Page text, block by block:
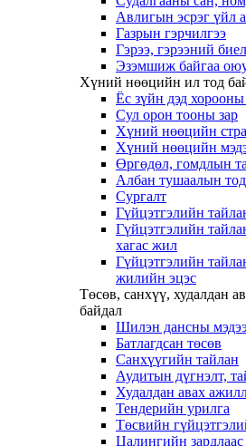
Авлигын эсрэг үйл
Газрын гэрчилгээ
Гэрээ, гэрээний
Эзэмшиж байгаа
Хүний нөөцийн ил тод
Ёс зүйн дэд хорооны
Сул орон тооны зар
Хүний нөөцийн
Хүний нөөцийн
Өргөдөл, гомдлын
Албан тушаалын
Сургалт
Гүйцэтгэлийн
Гүйцэтгэлийн
хагас жил
Гүйцэтгэлийн
жилийн эцэс
Төсөв, санхүү, худалдан
байдал
Шилэн дансны
Батлагдсан төсөв
Санхүүгийн тайлан
Аудитын дүгнэлт,
Худалдан авах
Тендерийн урилга
Төсвийн
Цалингийн зардлаас